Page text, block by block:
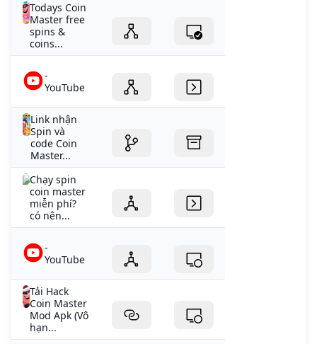
Todays Coin
Master free
spins &
coins...
-
YouTube
Link nhận
Spin và
code Coin
Master...
Chạy spin
coin master
miễn phí?
có nên...
-
YouTube
Tải Hack
Coin Master
Mod Apk (Vô
hạn...